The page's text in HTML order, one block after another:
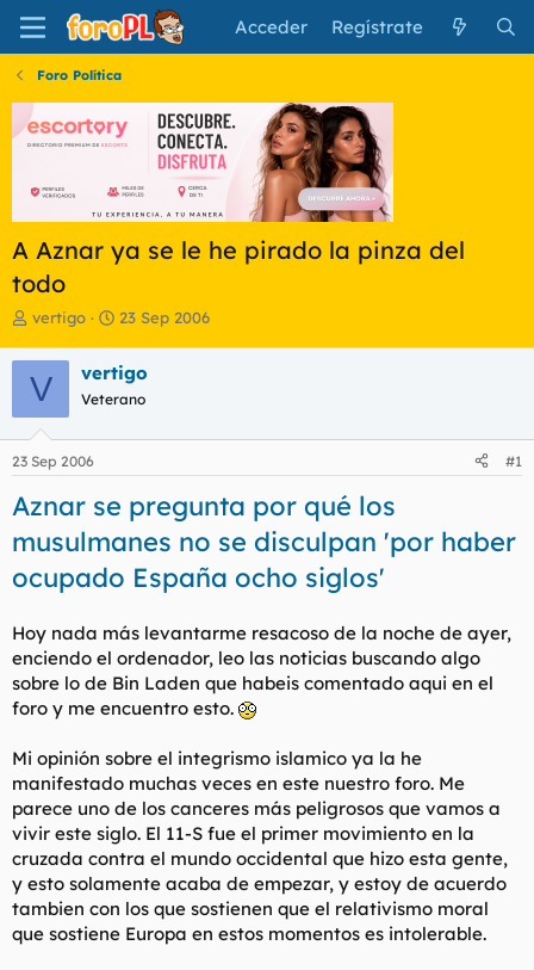
Acceder Regístrate
Foro Política
A Aznar ya se le he pirado la pinza del
todo
I
i
c
a
d
o
d
l
t
a
vertigo
F
h
a
e
i
i
o
23 Sep 2006
V vertigo
Veterano
23 Sep 2006 #1
Aznar se pregunta por qué los
musulmanes no se disculpan 'por haber
ocupado España ocho siglos'
Hoy nada más levantarme resacoso de la noche de ayer,
enciendo el ordenador, leo las noticias buscando algo
sobre lo de Bin Laden que habeis comentado aqui en el
foro y me encuentro esto.
Mi opinión sobre el integrismo islamico ya la he
manifestado muchas veces en este nuestro foro. Me
parece uno de los canceres más peligrosos que vamos a
vivir este siglo. El 11-S fue el primer movimiento en la
cruzada contra el mundo occidental que hizo esta gente,
y esto solamente acaba de empezar, y estoy de acuerdo
tambien con los que sostienen que el relativismo moral
que sostiene Europa en estos momentos es intolerable.